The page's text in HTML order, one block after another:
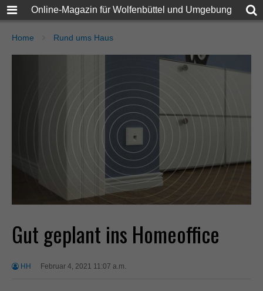
Online-Magazin für Wolfenbüttel und Umgebung
Home Rund ums Haus
Gut geplant ins Homeoffice
HH Februar 4, 2021 11:07 a.m.